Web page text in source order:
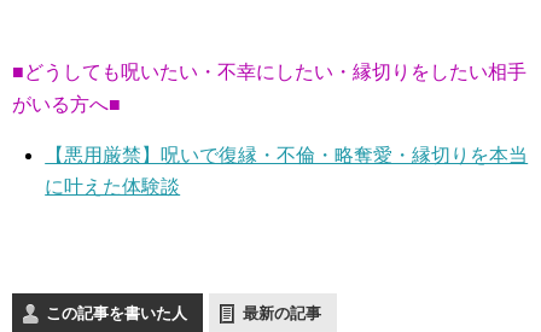
■どうしても呪いたい・不幸にしたい・縁切りをしたい相手
がいる方へ■
【悪用厳禁】呪いで復縁・不倫・略奪愛・縁切りを本当
に叶えた体験談
この記事を書いた人 最新の記事